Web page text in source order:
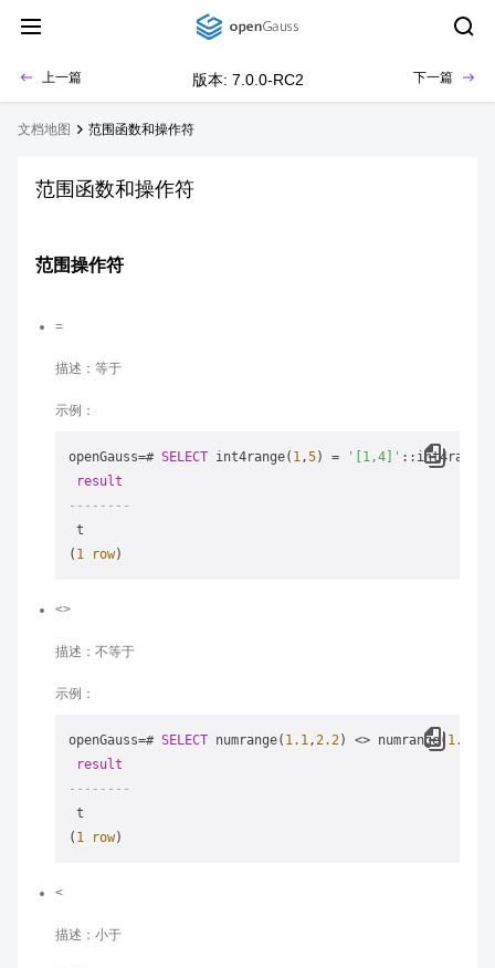
上一篇 版本: 7.0.0-RC2 下一篇
文档地图 范围函数和操作符
范围函数和操作符
范围操作符
=
描述：等于
示例：
openGauss=# SELECT int4range( 1,5) = '[1,4]' ::int4range
result
--------
t
( 1 row
<>
描述：不等于
示例：
openGauss=# SELECT numrange( 1.1,2.2) <> numrange( 1.1
result
--------
t
( 1 row
<
描述：小于